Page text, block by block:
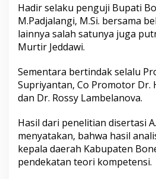
n
t
h
n
D
a
e
a
h
,
H
Hadir selaku penguji Bupati
M.Padjalangi, M.Si. bersama
lainnya salah satunya juga
Murtir Jeddawi.
Sementara bertindak selalu
Supriyantan, Co Promotor Dr.
dan Dr. Rossy Lambelanova.
Hasil dari penelitian disertasi
menyatakan, bahwa hasil
kepala daerah Kabupaten
pendekatan teori kompetensi.